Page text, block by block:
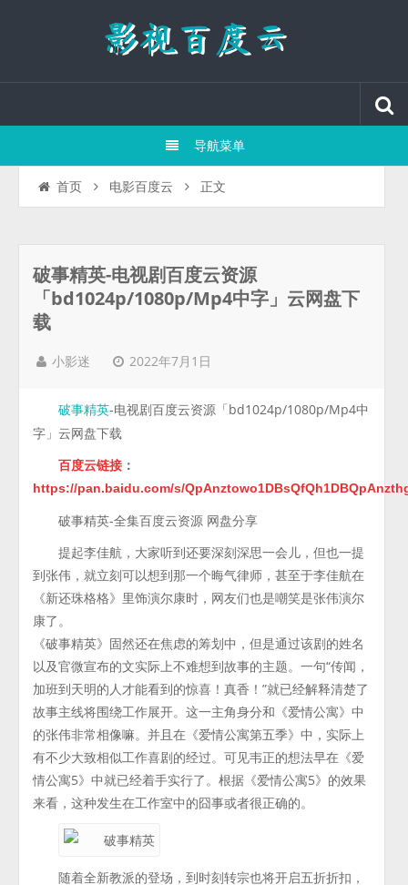
导航菜单
首页 电影百度云 正文
破事精英-电视剧百度云资源
「bd1024p/1080p/Mp4中字」云网盘下
载
小影迷 2022年7月1日
破事精英-电视剧百度云资源「bd1024p/1080p/Mp4中
字」云网盘下载
百度云链接 ：
https://pan.baidu.com/s/
破事精英-全集百度云资源 网盘分享
提起李佳航，大家听到还要深刻深思一会儿，但也一提
到张伟，就立刻可以想到那一个晦气律师，甚至于李佳航在
《新还珠格格》里饰演尔康时，网友们也是嘲笑是张伟演尔
康了。
《破事精英》固然还在焦虑的筹划中，但是通过该剧的姓名
以及官微宣布的文实际上不难想到故事的主题。一句“传闻，
加班到天明的人才能看到的惊喜！真香！”就已经解释清楚了
故事主线将围绕工作展开。这一主角身分和《爱情公寓》中
的张伟非常相像嘛。并且在《爱情公寓第五季》中，实际上
有不少大致相似工作喜剧的经过。可见韦正的想法早在《爱
情公寓5》中就已经着手实行了。根据《爱情公寓5》的效果
来看，这种发生在工作室中的囧事或者很正确的。
随着全新教派的登场，到时刻转宗也将开启五折折扣，